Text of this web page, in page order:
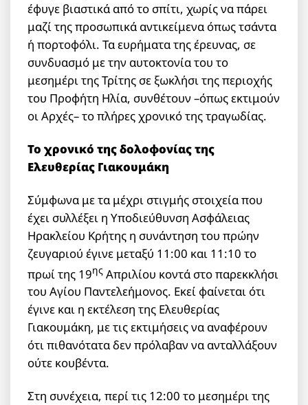
έφυγε βιαστικά από το σπίτι, χωρίς να πάρει
μαζί της προσωπικά αντικείμενα όπως τσάντα
ή πορτοφόλι. Τα ευρήματα της έρευνας, σε
συνδυασμό με την αυτοκτονία του το
μεσημέρι της Τρίτης σε ξωκλήσι της περιοχής
του Προφήτη Ηλία, συνθέτουν –όπως εκτιμούν
οι Αρχές– το πλήρες χρονικό της τραγωδίας.
Το χρονικό της δολοφονίας της
Ελευθερίας Γιακουμάκη
Σύμφωνα με τα μέχρι στιγμής στοιχεία που
έχει συλλέξει η Υποδιεύθυνση Ασφάλειας
Ηρακλείου Κρήτης η συνάντηση του πρώην
ζευγαριού έγινε μεταξύ 11:00 και 11:10 το
πρωί της 19ης Απριλίου κοντά στο παρεκκλήσι
του Αγίου Παντελεήμονος. Εκεί φαίνεται ότι
έγινε και η εκτέλεση της Ελευθερίας
Γιακουμάκη, με τις εκτιμήσεις να αναφέρουν
ότι πιθανότατα δεν πρόλαβαν να ανταλλάξουν
ούτε κουβέντα.
Στη συνέχεια, περί τις 12:00 το μεσημέρι της